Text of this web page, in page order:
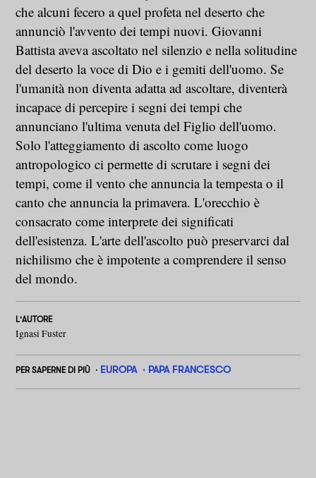
che alcuni fecero a quel profeta nel deserto che
annunciò l'avvento dei tempi nuovi. Giovanni
Battista aveva ascoltato nel silenzio e nella solitudine
del deserto la voce di Dio e i gemiti dell'uomo. Se
l'umanità non diventa adatta ad ascoltare, diventerà
incapace di percepire i segni dei tempi che
annunciano l'ultima venuta del Figlio dell'uomo.
Solo l'atteggiamento di ascolto come luogo
antropologico ci permette di scrutare i segni dei
tempi, come il vento che annuncia la tempesta o il
canto che annuncia la primavera. L'orecchio è
consacrato come interprete dei significati
dell'esistenza. L'arte dell'ascolto può preservarci dal
nichilismo che è impotente a comprendere il senso
del mondo.
L'AUTORE
Ignasi Fuster
PER SAPERNE DI PIÙ EUROPA PAPA FRANCESCO